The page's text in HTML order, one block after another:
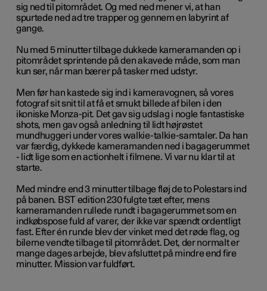
sig ned til pitområdet. Og med ned mener vi, at han
spurtede ned ad tre trapper og gennem en labyrint af
gange.
Nu med 5 minutter tilbage dukkede kameramanden op i
pitområdet sprintende på den akavede måde, som man
kun ser, når man bærer på tasker med udstyr.
Men før han kastede sig ind i kameravognen, så vores
fotograf sit snit til at få et smukt billede af bilen i den
ikoniske Monza-pit. Det gav sig udslag i nogle fantastiske
shots, men gav også anledning til lidt højrøstet
mundhuggeri under vores walkie-talkie-samtaler. Da han
var færdig, dykkede kameramanden ned i bagagerummet
- lidt lige som en actionhelt i filmene. Vi var nu klar til at
starte.
Med mindre end 3 minutter tilbage fløj de to Polestars ind
på banen. BST edition 230 fulgte tæt efter, mens
kameramanden rullede rundt i bagagerummet som en
indkøbspose fuld af varer, der ikke var spændt ordentligt
fast. Efter én runde blev der vinket med det røde flag, og
bilerne vendte tilbage til pitområdet. Det, der normalt er
mange dages arbejde, blev afsluttet på mindre end fire
minutter. Mission var fuldført.